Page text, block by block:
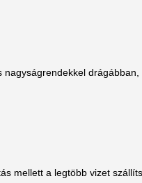
drágábban,
mellett a legtöbb vizet